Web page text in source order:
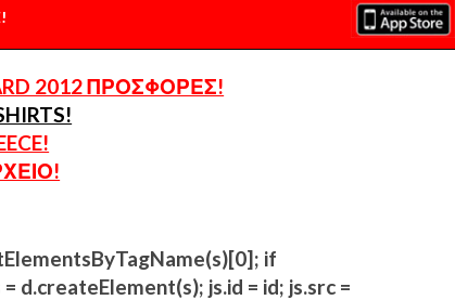
2012 ΠΡΟΣΦΟΡΕΣ!
if
d.createElement(s); js.id = id; js.src =